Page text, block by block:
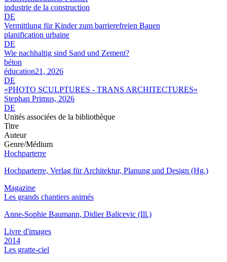
industrie de la construction
DE
Vermittlung für Kinder zum barrierefreien Bauen
planification urbaine
DE
Wie nachhaltig sind Sand und Zement?
béton
éducation21, 2026
DE
«PHOTO SCULPTURES - TRANS ARCHITECTURES»
Stephan Primus, 2026
DE
Unités associées de la bibliothèque
Titre
Auteur
Genre/Médium
Hochparterre
Hochparterre, Verlag für Architektur, Planung und Design (Hg.)
Magazine
Les grands chantiers animés
Anne-Sophie Baumann, Didier Balicevic (Ill.)
Livre d'images
2014
Les gratte-ciel